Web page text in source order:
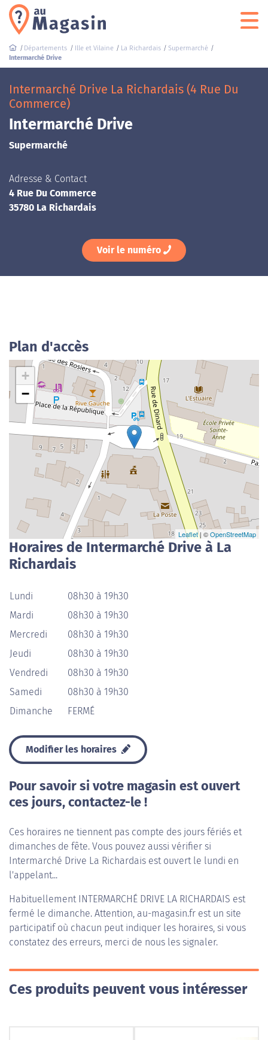
Départements Ille et Vilaine La Richardais
Supermarché
Intermarché Drive
Intermarché Drive La Richardais (4 Rue Du
Commerce)
Intermarché Drive
Supermarché
Adresse & Contact
4 Rue Du Commerce
35780 La Richardais
Voir le numéro
Plan d'accès
+
−
Leaflet| ©OpenStreetMap
Horaires de Intermarché Drive à La
Richardais
Lundi
08h30 à 19h30
Mardi
08h30 à 19h30
Mercredi
08h30 à 19h30
Jeudi
08h30 à 19h30
Vendredi
08h30 à 19h30
Samedi
08h30 à 19h30
Dimanche
FERMÉ
Modifier les horaires
Pour savoir si votre magasin est ouvert
ces jours, contactez-le !
Ces horaires ne tiennent pas compte des jours fériés et
dimanches de fête. Vous pouvez aussi vérifier si
Intermarché Drive La Richardais est ouvert le lundi en
l'appelant...
Habituellement INTERMARCHÉ DRIVE LA RICHARDAIS est
fermé le dimanche. Attention, au-magasin.fr est un site
participatif où chacun peut indiquer les horaires, si vous
constatez des erreurs, merci de nous les signaler.
Ces produits peuvent vous intéresser